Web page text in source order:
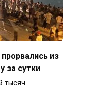
из
за сутки
тысяч